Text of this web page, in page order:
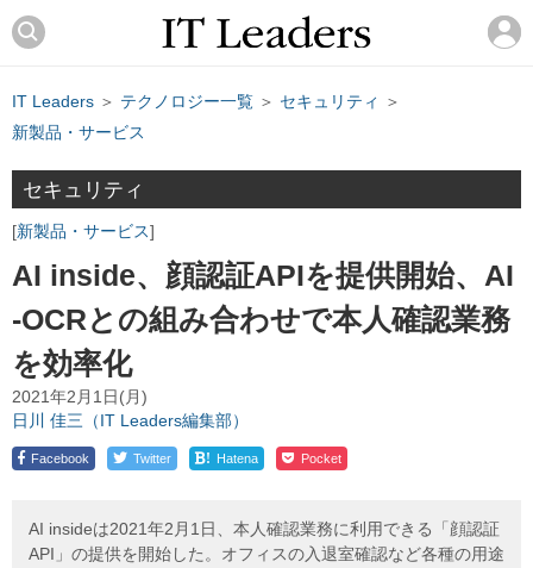
IT Leaders ＞ テクノロジー一覧 ＞ セキュリティ
＞
新製品・サービス
セキュリティ
新製品・サービス
AI inside、顔認証APIを提供開始、AI
-OCRとの組み合わせで本人確認業務
を効率化
2021年2月1日(月)
日川 佳三（IT Leaders編集部）
Facebook Twitter ! Hatena Pocket
AI insideは2021年2月1日、本人確認業務に利用できる「顔認証
API」の提供を開始した。オフィスの入退室確認など各種の用途